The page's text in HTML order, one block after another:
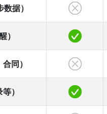
据）
）
同）
）